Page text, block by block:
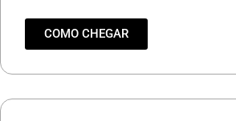
COMO CHEGAR